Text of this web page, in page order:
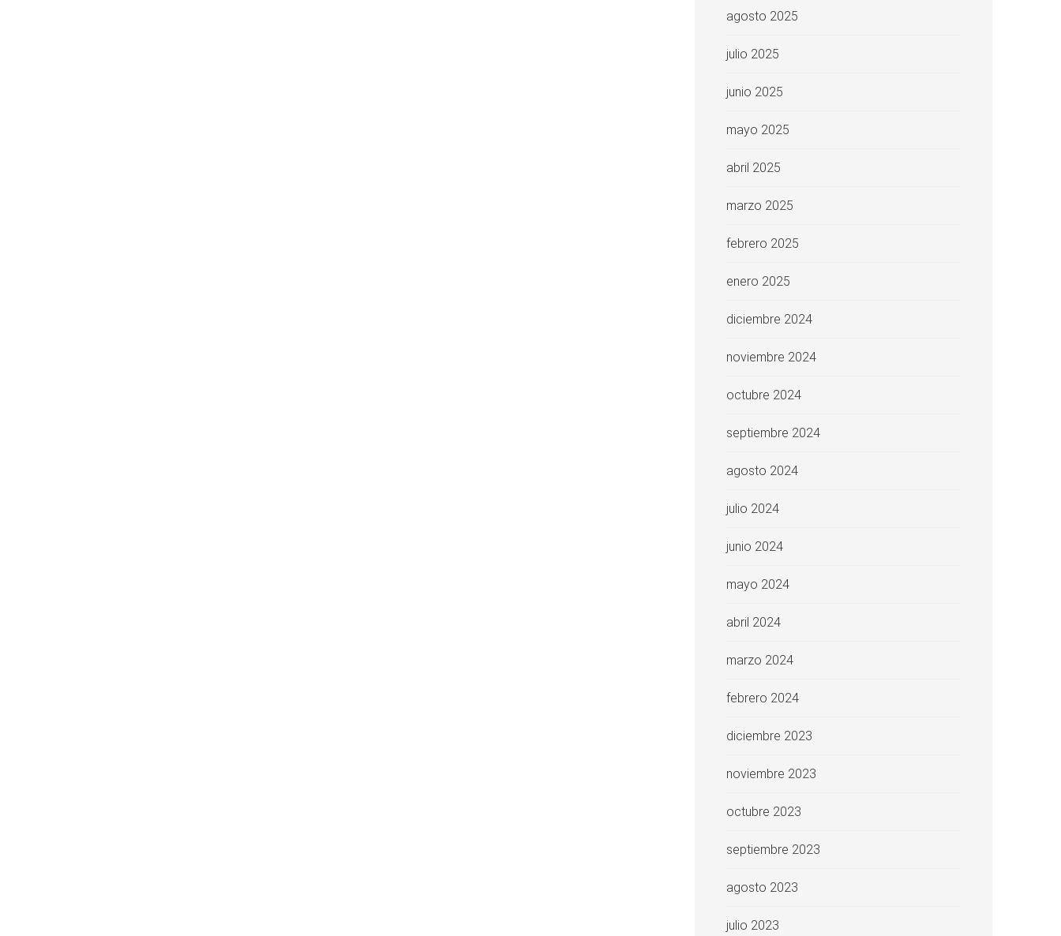
agosto 2025
julio 2025
junio 2025
mayo 2025
abril 2025
marzo 2025
febrero 2025
enero 2025
diciembre 2024
noviembre 2024
octubre 2024
septiembre 2024
agosto 2024
julio 2024
junio 2024
mayo 2024
abril 2024
marzo 2024
febrero 2024
diciembre 2023
noviembre 2023
octubre 2023
septiembre 2023
agosto 2023
julio 2023